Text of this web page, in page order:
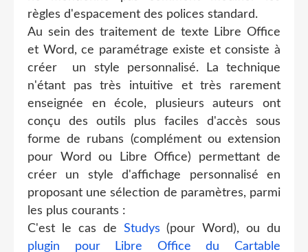
règles d'espacement des polices standard.
Au sein des traitement de texte Libre Office
et Word, ce paramétrage existe et consiste à
créer un style personnalisé. La technique
n'étant pas très intuitive et très rarement
enseignée en école, plusieurs auteurs ont
conçu des outils plus faciles d'accès sous
forme de rubans (complément ou extension
pour Word ou Libre Office) permettant de
créer un style d'affichage personnalisé en
proposant une sélection de paramètres, parmi
les plus courants :
C'est le cas de Studys (pour Word), ou du
plugin pour Libre Office du Cartable